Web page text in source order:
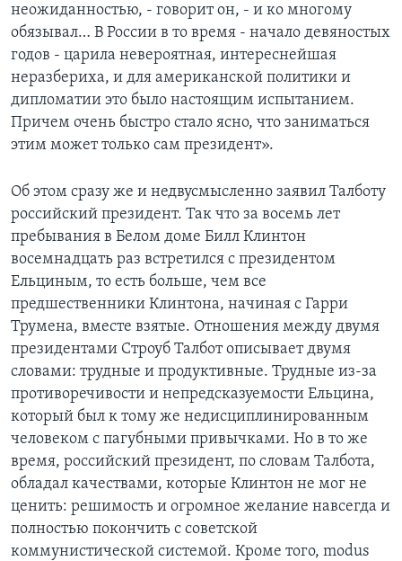
неожиданностью, - говорит он, - и ко многому
обязывал… В России в то время - начало девяностых
годов - царила невероятная, интереснейшая
неразбериха, и для американской политики и
дипломатии это было настоящим испытанием.
Причем очень быстро стало ясно, что заниматься
этим может только сам президент».
Об этом сразу же и недвусмысленно заявил Талботу
российский президент. Так что за восемь лет
пребывания в Белом доме Билл Клинтон
восемнадцать раз встретился с президентом
Ельциным, то есть больше, чем все
предшественники Клинтона, начиная с Гарри
Трумена, вместе взятые. Отношения между двумя
президентами Строуб Талбот описывает двумя
словами: трудные и продуктивные. Трудные из-за
противоречивости и непредсказуемости Ельцина,
который был к тому же недисциплинированным
человеком с пагубными привычками. Но в то же
время, российский президент, по словам Талбота,
обладал качествами, которые Клинтон не мог не
ценить: решимость и огромное желание навсегда и
полностью покончить с советской
коммунистической системой. Кроме того, modus